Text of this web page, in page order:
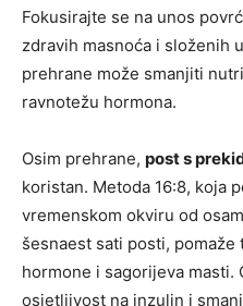
Fokusirajte se na unos
zdravih masnoća i složenih
prehrane može smanjiti
ravnotežu hormona.
Osim prehrane, post s
koristan. Metoda 16:8, koja
vremenskom okviru od
šesnaest sati posti,
hormone i sagorijeva masti.
osjetljivost na inzulin i